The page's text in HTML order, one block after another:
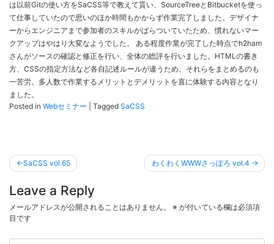
は以前Gitの使い方をSaCSS等で教えて貰い、SourceTreeとBitbucketを使っ
て仕事していたので思いのほか時間もかからず作業完了しました。デザイナ
ーからエンジニアまで参加者のスキルがばらついていたため、慣れないマー
クアップはやはり大変なようでした。 ある程度作業が完了した時点でh2ham
さんがソースの確認と修正を行い、全体の総評を行いました。HTMLの書き
方、CSSの指定方法など各自記述ルールが違うため、それらをまとめるのも
一苦労。多人数で作業するメリットとデメリットを直に体験する内容となり
ました。
Posted in Webセミナー Tagged SaCSS
投
稿
ナ
ビ
ゲ
ー
SaCSS vol.65 わくわくWWWさっぽろ vol.4
Leave a Reply
メールアドレスが公開されることはありません。 ※ が付いている欄は必須項
目です